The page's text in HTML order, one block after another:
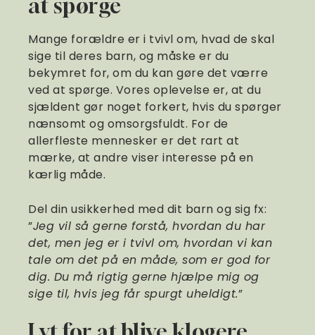
at spørge
Mange forældre er i tvivl om, hvad de skal
sige til deres barn, og måske er du
bekymret for, om du kan gøre det værre
ved at spørge. Vores oplevelse er, at du
sjældent gør noget forkert, hvis du spørger
nænsomt og omsorgsfuldt. For de
allerfleste mennesker er det rart at
mærke, at andre viser interesse på en
kærlig måde.
Del din usikkerhed med dit barn og sig fx:
”Jeg vil så gerne forstå, hvordan du har
det, men jeg er i tvivl om, hvordan vi kan
tale om det på en måde, som er god for
dig. Du må rigtig gerne hjælpe mig og
sige til, hvis jeg får spurgt uheldigt.”